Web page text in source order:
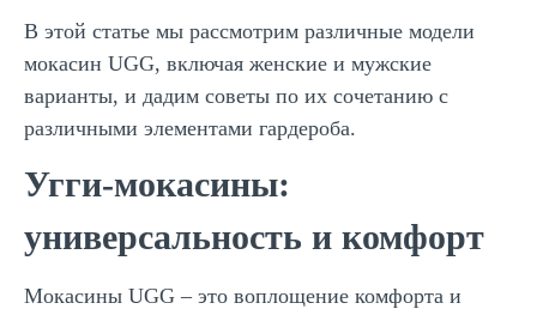
В этой статье мы рассмотрим различные модели
мокасин UGG, включая женские и мужские
варианты, и дадим советы по их сочетанию с
различными элементами гардероба.
Угги-мокасины:
универсальность и комфорт
Мокасины UGG – это воплощение комфорта и